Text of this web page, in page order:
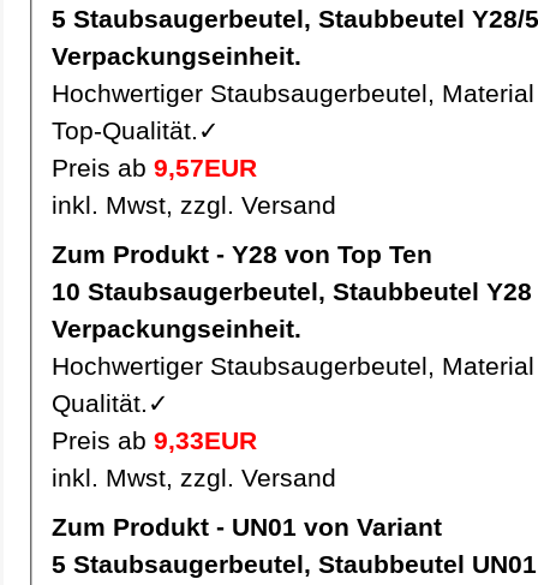
5 Staubsaugerbeutel, Staubbeutel Y28/5Mic pro
Verpackungseinheit.
Hochwertiger Staubsaugerbeutel,
Top-Qualität.✓
Preis ab 9,57EUR
inkl. Mwst, zzgl. Versand
Zum Produkt - Y28 von Top Ten
10 Staubsaugerbeutel, Staubbeutel Y28 pro
Verpackungseinheit.
Hochwertiger Staubsaugerbeutel,
Qualität.✓
Preis ab 9,33EUR
inkl. Mwst, zzgl. Versand
Zum Produkt - UN01 von Variant
5 Staubsaugerbeutel, Staubbeutel UN01 pro